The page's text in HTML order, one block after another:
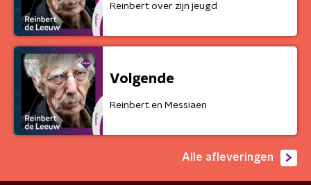
Reinbert over zijn jeugd
Volgende
Reinbert en Messiaen
Alle afleveringen